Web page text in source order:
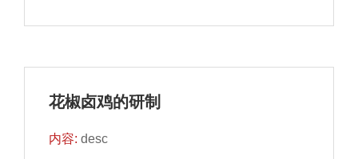
花椒卤鸡的研制
内容:desc